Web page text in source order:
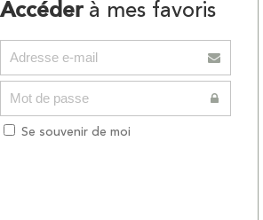
Accéderà mes favoris
Se souvenir de moi